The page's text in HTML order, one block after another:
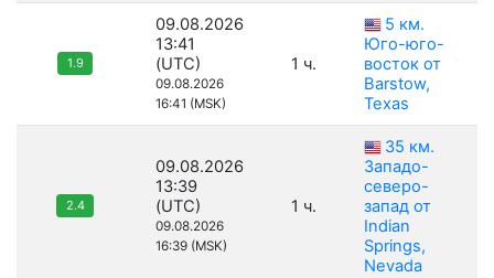
1.9
09.08.2026
13:41
(UTC)
09.08.2026
16:41 (MSK)
1 ч.
5 км.
Юго-юго-
восток от
Barstow,
Texas
2.4
09.08.2026
13:39
(UTC)
09.08.2026
16:39 (MSK)
1 ч.
35 км.
Западо-
северо-
запад от
Indian
Springs,
Nevada